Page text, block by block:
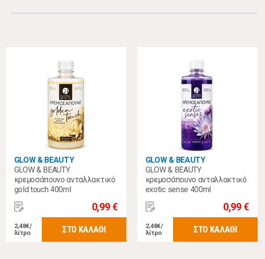
GLOW & BEAUTY
GLOW & BEAUTY
κρεμοσάπουνο ανταλλακτικό
gold touch 400ml
0,99 €
2,48€/
λίτρο
ΣΤΟ ΚΑΛΑΘΙ
GLOW & BEAUTY
GLOW & BEAUTY
κρεμοσάπουνο ανταλλακτικό
exotic sense 400ml
0,99 €
2,48€/
λίτρο
ΣΤΟ ΚΑΛΑΘΙ